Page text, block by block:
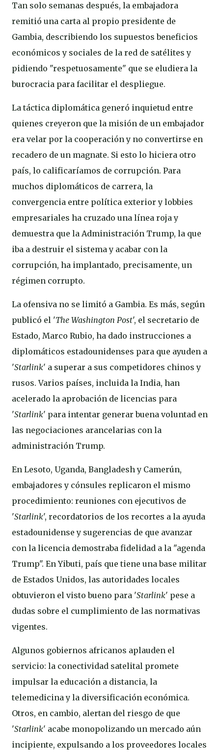
Tan solo semanas después, la embajadora
remitió una carta al propio presidente de
Gambia, describiendo los supuestos beneficios
económicos y sociales de la red de satélites y
pidiendo "respetuosamente" que se eludiera la
burocracia para facilitar el despliegue.
La táctica diplomática generó inquietud entre
quienes creyeron que la misión de un embajador
era velar por la cooperación y no convertirse en
recadero de un magnate. Si esto lo hiciera otro
país, lo calificaríamos de corrupción. Para
muchos diplomáticos de carrera, la
convergencia entre política exterior y lobbies
empresariales ha cruzado una línea roja y
demuestra que la Administración Trump, la que
iba a destruir el sistema y acabar con la
corrupción, ha implantado, precisamente, un
régimen corrupto.
La ofensiva no se limitó a Gambia. Es más, según
publicó el 'The Washington Post', el secretario de
Estado, Marco Rubio, ha dado instrucciones a
diplomáticos estadounidenses para que ayuden a
'Starlink' a superar a sus competidores chinos y
rusos. Varios países, incluida la India, han
acelerado la aprobación de licencias para
'Starlink' para intentar generar buena voluntad en
las negociaciones arancelarias con la
administración Trump.
En Lesoto, Uganda, Bangladesh y Camerún,
embajadores y cónsules replicaron el mismo
procedimiento: reuniones con ejecutivos de
'Starlink', recordatorios de los recortes a la ayuda
estadounidense y sugerencias de que avanzar
con la licencia demostraba fidelidad a la "agenda
Trump". En Yibuti, país que tiene una base militar
de Estados Unidos, las autoridades locales
obtuvieron el visto bueno para 'Starlink' pese a
dudas sobre el cumplimiento de las normativas
vigentes.
Algunos gobiernos africanos aplauden el
servicio: la conectividad satelital promete
impulsar la educación a distancia, la
telemedicina y la diversificación económica.
Otros, en cambio, alertan del riesgo de que
'Starlink' acabe monopolizando un mercado aún
incipiente, expulsando a los proveedores locales